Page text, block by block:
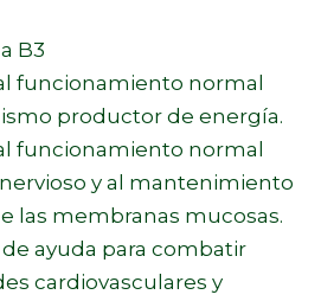
B3
funcionamiento normal
productor de energía.
funcionamiento normal
y al mantenimiento
las membranas mucosas.
ayuda para combatir
cardiovasculares y